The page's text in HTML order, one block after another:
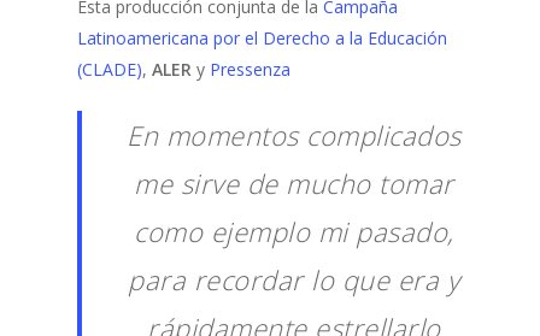
Esta producción conjunta de la Campaña
Latinoamericana por el Derecho a la Educación
(CLADE), ALER y Pressenza
En momentos complicados
me sirve de mucho tomar
como ejemplo mi pasado,
para recordar lo que era y
rápidamente estrellarlo